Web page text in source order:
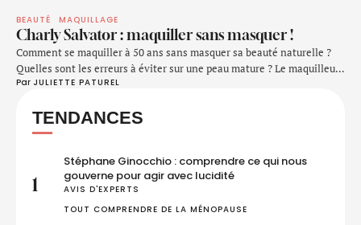
BEAUTÉ MAQUILLAGE
Charly Salvator : maquiller sans masquer !
Comment se maquiller à 50 ans sans masquer sa beauté naturelle ?
Quelles sont les erreurs à éviter sur une peau mature ? Le maquilleur
professionnel Charly Salvator, spécialisé dans le maquillage des
exclusive. Découvrez ses meilleurs conseils pour sublimer votre teint,
vos yeux et …
Par JULIETTE PATUREL
TENDANCES
1
Stéphane Ginocchio : comprendre ce qui nous
gouverne pour agir avec lucidité
AVIS D'EXPERTS
TOUT COMPRENDRE DE LA MÉNOPAUSE